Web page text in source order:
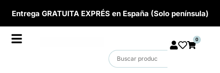
Entrega GRATUITA EXPRÉS en España (Solo península)
0